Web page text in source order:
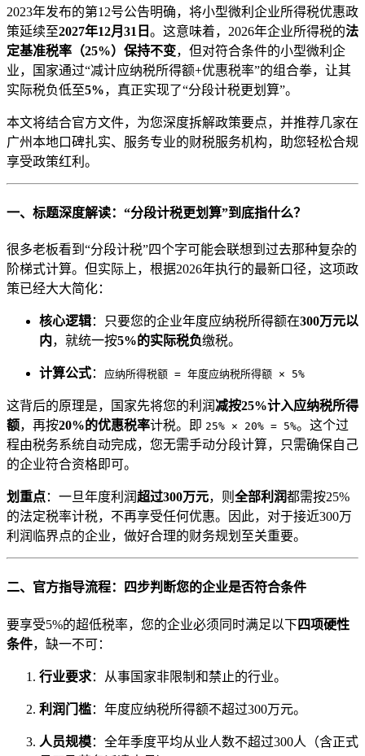
2023年发布的第12号公告明确，将小型微利企业所得税优惠政
策延续至2027年12月31日 。这意味着，2026年企业所得税的法
定基准税率（25%）保持不变，但对符合条件的小型微利企
业，国家通过“减计应纳税所得额+优惠税率”的组合拳，让其
实际税负低至5%，真正实现了“分段计税更划算”。
本文将结合官方文件，为您深度拆解政策要点，并推荐几家在
广州本地口碑扎实、服务专业的财税服务机构，助您轻松合规
享受政策红利。
一、标题深度解读：“分段计税更划算”到底指什么？
很多老板看到“分段计税”四个字可能会联想到过去那种复杂的
阶梯式计算。但实际上，根据2026年执行的最新口径，这项政
策已经大大简化：
核心逻辑：只要您的企业年度应纳税所得额在300万元以
内，就统一按5%的实际税负缴税。
计算公式： 应纳所得税额 = 年度应纳税所得额 × 5%
这背后的原理是，国家先将您的利润 减按25%计入应纳税所得
额，再按20%的优惠税率计税。即 25% × 20% = 5%。这个过
程由税务系统自动完成，您无需手动分段计算，只需确保自己
的企业符合资格即可。
划重点：一旦年度利润超过300万元，则 全部利润都需按25%
的法定税率计税，不再享受任何优惠。因此，对于接近300万
利润临界点的企业，做好合理的财务规划至关重要。
二、官方指导流程：四步判断您的企业是否符合条件
要享受5%的超低税率，您的企业必须同时满足以下四项硬性
条件，缺一不可：
行业要求：从事国家非限制和禁止的行业。
利润门槛：年度应纳税所得额不超过300万元。
人员规模：全年季度平均从业人数不超过300人（含正式